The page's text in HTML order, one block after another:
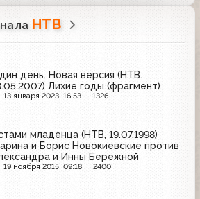
НТВ
день. Новая версия (НТВ.
Лихие годы (фрагмент)
13 января 2023, 16:53 1326
младенца (НТВ, 19.07.1998)
и Борис Новокиевские против
и Инны Бережной
19 ноября 2015, 09:18 2400